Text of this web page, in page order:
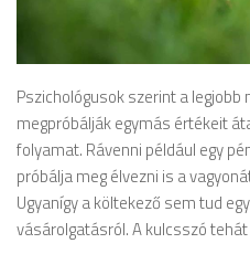
Pszichológusok szerint a legjobb
megpróbálják egymás értékeit
folyamat. Rávenni például egy
próbálja meg élvezni is a
Ugyanígy a költekező sem tud
vásárolgatásról. A kulcsszó